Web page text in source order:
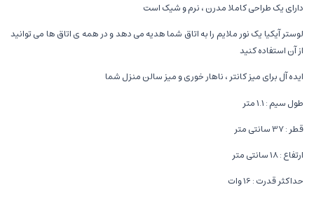
دارای یک طراحی کاملا مدرن ، نرم و شیک است
لوستر آیکیا یک نور ملایم را به اتاق شما هدیه می دهد و در همه ی اتاق ها می توانید
از آن استفاده کنید
ایده آل برای میز کانتر ، ناهار خوری و میز سالن منزل شما
طول سیم : 1.1 متر
قطر : 37 سانتی متر
ارتفاع : 18 سانتی متر
حداکثر قدرت : 16 وات